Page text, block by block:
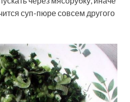
суп-пюре совсем другого